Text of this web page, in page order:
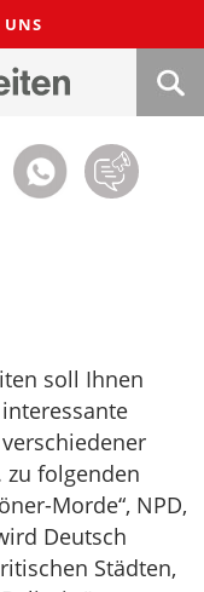
UNS
soll Ihnen
zu folgenden
Morde“, NPD,
Deutsch
Städten,